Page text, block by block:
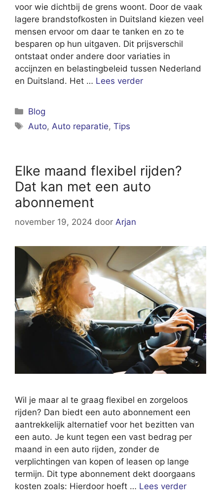
voor wie dichtbij de grens woont. Door de vaak
lagere brandstofkosten in Duitsland kiezen veel
mensen ervoor om daar te tanken en zo te
besparen op hun uitgaven. Dit prijsverschil
ontstaat onder andere door variaties in
accijnzen en belastingbeleid tussen Nederland
en Duitsland. Het … Lees verder
Categorieën
Blog
Tags
Auto, Auto reparatie,Tips
Elke maand flexibel rijden?
Dat kan met een auto
abonnement
november 19, 2024 door Arjan
Wil je maar al te graag flexibel en zorgeloos
rijden? Dan biedt een auto abonnement een
aantrekkelijk alternatief voor het bezitten van
een auto. Je kunt tegen een vast bedrag per
maand in een auto rijden, zonder de
verplichtingen van kopen of leasen op lange
termijn. Dit type abonnement dekt doorgaans
kosten zoals: Hierdoor hoeft … Lees verder